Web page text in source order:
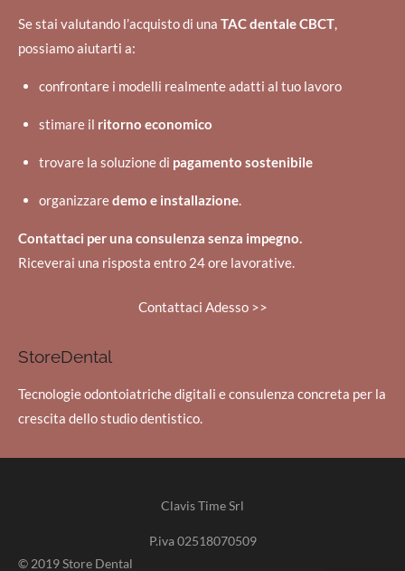
Se stai valutando l’acquisto di una TAC dentale CBCT,
possiamo aiutarti a:
confrontare i modelli realmente adatti al tuo lavoro
stimare il ritorno economico
trovare la soluzione di pagamento sostenibile
organizzaredemo e installazione.
Contattaci per una consulenza senza impegno.
Riceverai una risposta entro 24 ore lavorative.
Contattaci Adesso >>
StoreDental
Tecnologie odontoiatriche digitali e consulenza concreta per la
crescita dello studio dentistico.
Clavis Time Srl
P.iva02518070509
© 2019 Store Dental